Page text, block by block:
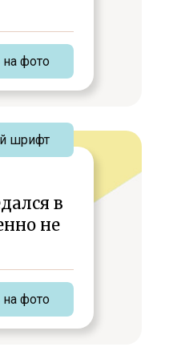
на фото
в
не
на фото
шрифт